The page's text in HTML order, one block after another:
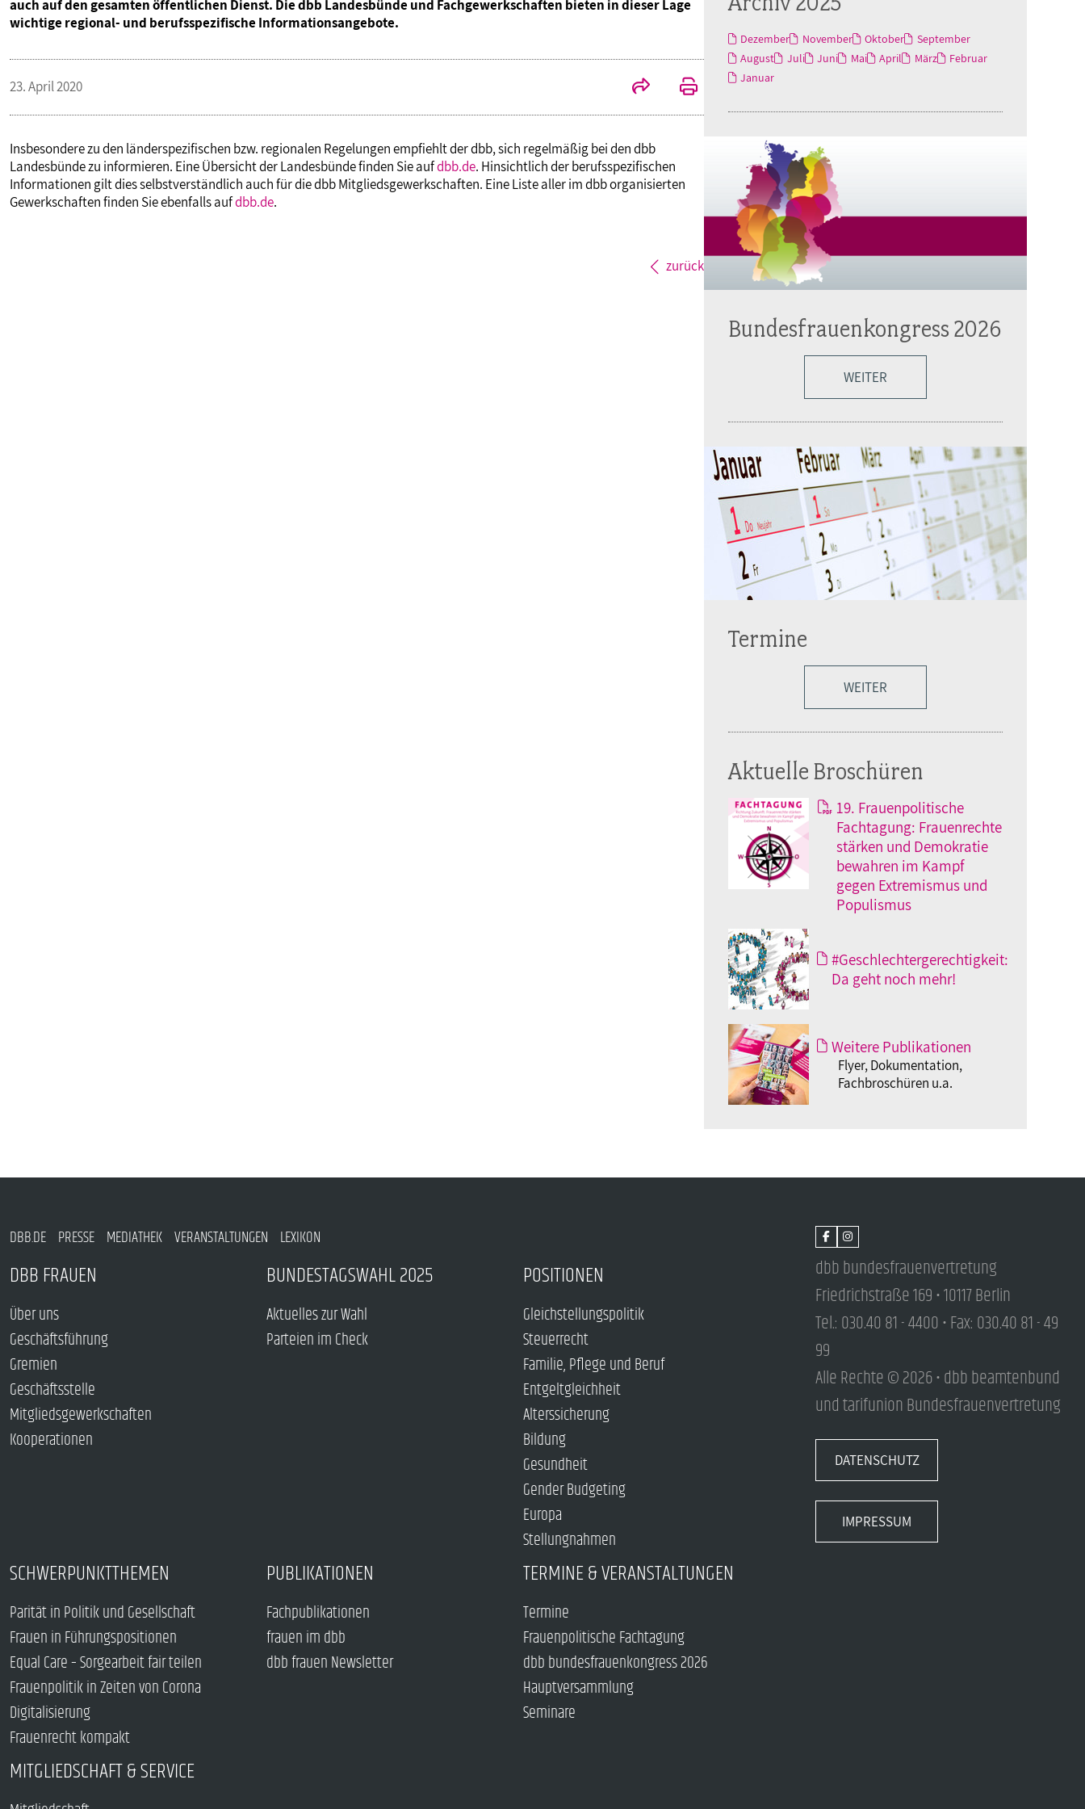
Gesundheit
Gender Budgeting
PUBLIKATIONEN
TERMINE & VERANSTALTUNGEN
MITGLIEDSCHAFT & SERVICE
auch auf den gesamten öffentlichen Dienst. Die dbb Landesbünde und Fachgewerkschaften bieten in dieser Lage
wichtige regional- und berufsspezifische Informationsangebote.
23. April 2020
Insbesondere zu den länderspezifischen bzw. regionalen Regelungen empfiehlt der dbb, sich regelmäßig bei den dbb
Landesbünde zu informieren. Eine Übersicht der Landesbünde finden Sie aufdbb.de. Hinsichtlich der berufsspezifischen
Informationen gilt dies selbstverständlich auch für die dbb Mitgliedsgewerkschaften. Eine Liste aller im dbb organisierten
Gewerkschaften finden Sie ebenfalls aufdbb.de.
zurück
Dezember November Oktober
September
August
Juli Juni Mai April März
Februar
Januar
Bundesfrauenkongress 2026
WEITER
Termine
WEITER
Aktuelle Broschüren
19. Frauenpolitische
Fachtagung: Frauenrechte
stärken und Demokratie
bewahren im Kampf
gegen Extremismus und
Populismus
#Geschlechtergerechtigkeit:
Da geht noch mehr!
Weitere Publikationen
Flyer, Dokumentation,
Fachbroschüren u.a.
DBB.DE PRESSE MEDIATHEK VERANSTALTUNGEN LEXIKON
DBB FRAUEN
Über uns
Geschäftsführung
Gremien
Geschäftsstelle
Mitgliedsgewerkschaften
Kooperationen
BUNDESTAGSWAHL 2025
Aktuelles zur Wahl
Parteien im Check
POSITIONEN
Gleichstellungspolitik
Steuerrecht
Familie, Pflege und Beruf
Entgeltgleichheit
Alterssicherung
Bildung
Gesundheit
Gender Budgeting
Europa
Stellungnahmen
SCHWERPUNKTTHEMEN
Parität in Politik und Gesellschaft
Frauen in Führungspositionen
Equal Care – Sorgearbeit fair teilen
Frauenpolitik in Zeiten von Corona
Digitalisierung
Frauenrecht kompakt
PUBLIKATIONEN
Fachpublikationen
frauen im dbb
dbb frauen Newsletter
TERMINE & VERANSTALTUNGEN
Termine
Frauenpolitische Fachtagung
dbb bundesfrauenkongress 2026
Hauptversammlung
Seminare
MITGLIEDSCHAFT & SERVICE
dbb bundesfrauenvertretung
Friedrichstraße 169 • 10117 Berlin
Tel.: 030.40 81 - 4400 • Fax: 030.40 81 - 49
99
Alle Rechte © 2026 • dbb beamtenbund
und tarifunion Bundesfrauenvertretung
DATENSCHUTZ
IMPRESSUM